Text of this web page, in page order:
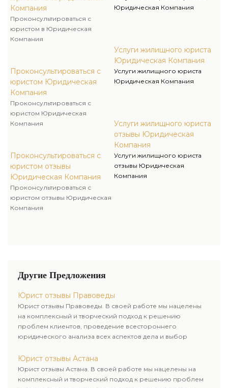
Компания
Проконсультироваться с
юристом в Юридическая
Компания
Проконсультироваться с
юристом Юридическая
Компания
Проконсультироваться с
юристом Юридическая
Компания
Проконсультироваться с
юристом отзывы
Юридическая Компания
Проконсультироваться с
юристом отзывы Юридическая
Компания
Юридическая Компания
Услуги жилищного юриста
Юридическая Компания
Услуги жилищного юриста
Юридическая Компания
Услуги жилищного юриста
отзывы Юридическая
Компания
Услуги жилищного юриста
отзывы Юридическая
Компания
Другие Предложения
Юрист отзывы Правоведы
Юрист отзывы Правоведы. В своей работе мы нацелены
на комплексный и творческий подход к решению
проблем клиентов, проведение всестороннего
юридического анализа всех аспектов дела и выбор
Юрист отзывы Астана
Юрист отзывы Астана. В своей работе мы нацелены на
комплексный и творческий подход к решению проблем